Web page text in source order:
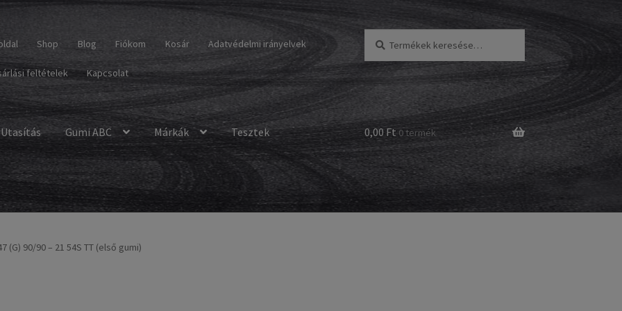
Shop Blog Fiókom Kosár Adatvédelmi irányelvek
feltételek Kapcsolat
következőre:
Utasítás Gumi ABC Márkák Tesztek 0,00 Ft 0 termék
(G) 90/90 – 21 54S TT (első gumi)